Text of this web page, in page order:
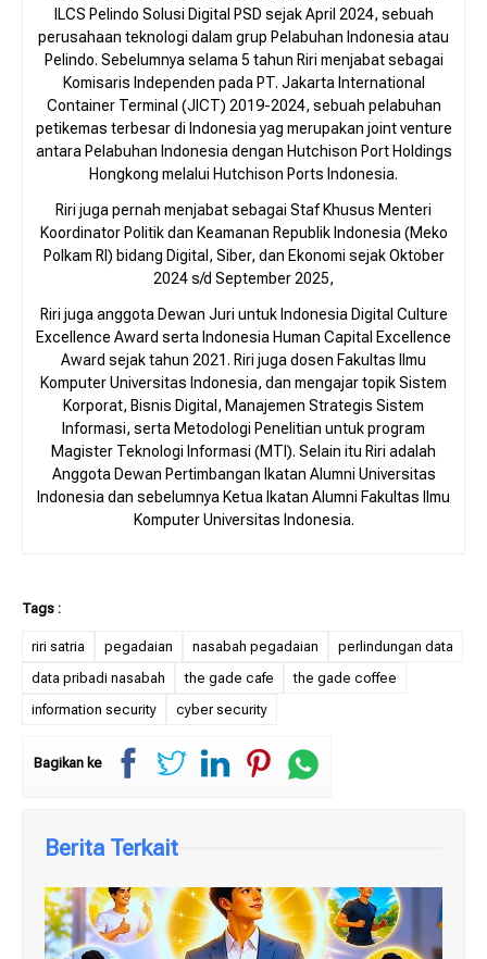
ILCS Pelindo Solusi Digital PSD sejak April 2024, sebuah
perusahaan teknologi dalam grup Pelabuhan Indonesia atau
Pelindo. Sebelumnya selama 5 tahun Riri menjabat sebagai
Komisaris Independen pada PT. Jakarta International
Container Terminal (JICT) 2019-2024, sebuah pelabuhan
petikemas terbesar di Indonesia yag merupakan joint venture
antara Pelabuhan Indonesia dengan Hutchison Port Holdings
Hongkong melalui Hutchison Ports Indonesia.
Riri juga pernah menjabat sebagai Staf Khusus Menteri
Koordinator Politik dan Keamanan Republik Indonesia (Meko
Polkam RI) bidang Digital, Siber, dan Ekonomi sejak Oktober
2024 s/d September 2025,
Riri juga anggota Dewan Juri untuk Indonesia Digital Culture
Excellence Award serta Indonesia Human Capital Excellence
Award sejak tahun 2021. Riri juga dosen Fakultas Ilmu
Komputer Universitas Indonesia, dan mengajar topik Sistem
Korporat, Bisnis Digital, Manajemen Strategis Sistem
Informasi, serta Metodologi Penelitian untuk program
Magister Teknologi Informasi (MTI). Selain itu Riri adalah
Anggota Dewan Pertimbangan Ikatan Alumni Universitas
Indonesia dan sebelumnya Ketua Ikatan Alumni Fakultas Ilmu
Komputer Universitas Indonesia.
riri satria pegadaian nasabah pegadaian
perlindungan data
data pribadi nasabah
the gade cafe
the gade coffee
information security
cyber security
Bagikan ke
Berita Terkait